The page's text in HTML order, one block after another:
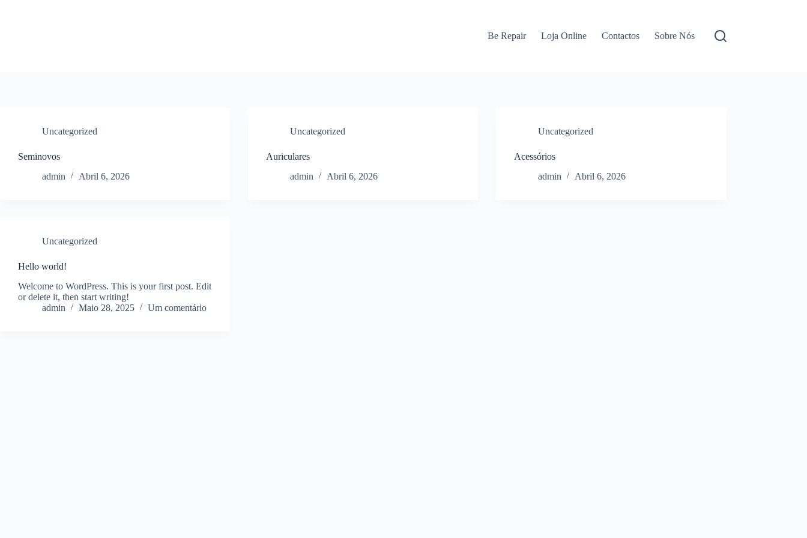
Be Repair Loja Online Contactos Sobre Nós
Uncategorized
Seminovos
admin
Abril 6, 2026
Uncategorized
Auriculares
admin
Abril 6, 2026
Uncategorized
Acessórios
admin
Abril 6, 2026
Uncategorized
Hello world!
Welcome to WordPress. This is your first post. Edit
or delete it, then start writing!
admin
Maio 28, 2025 Um comentário